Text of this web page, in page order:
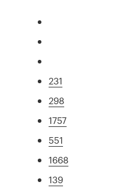
231
298
1757
551
1668
139